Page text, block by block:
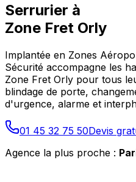
Serrurier à
Zone Fret Orly
Implantée en Zones
Sécurité accompagne les
Zone Fret Orly pour tous
blindage de porte,
d'urgence, alarme et
01 45 32 75 50Devis
Agence la plus proche :